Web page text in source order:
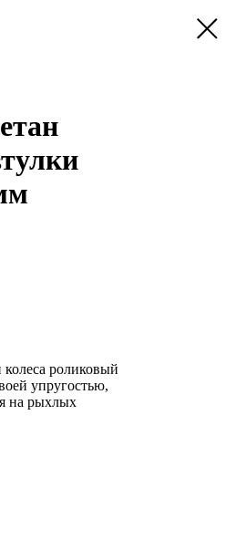
роликовый
упругостью,
на рыхлых